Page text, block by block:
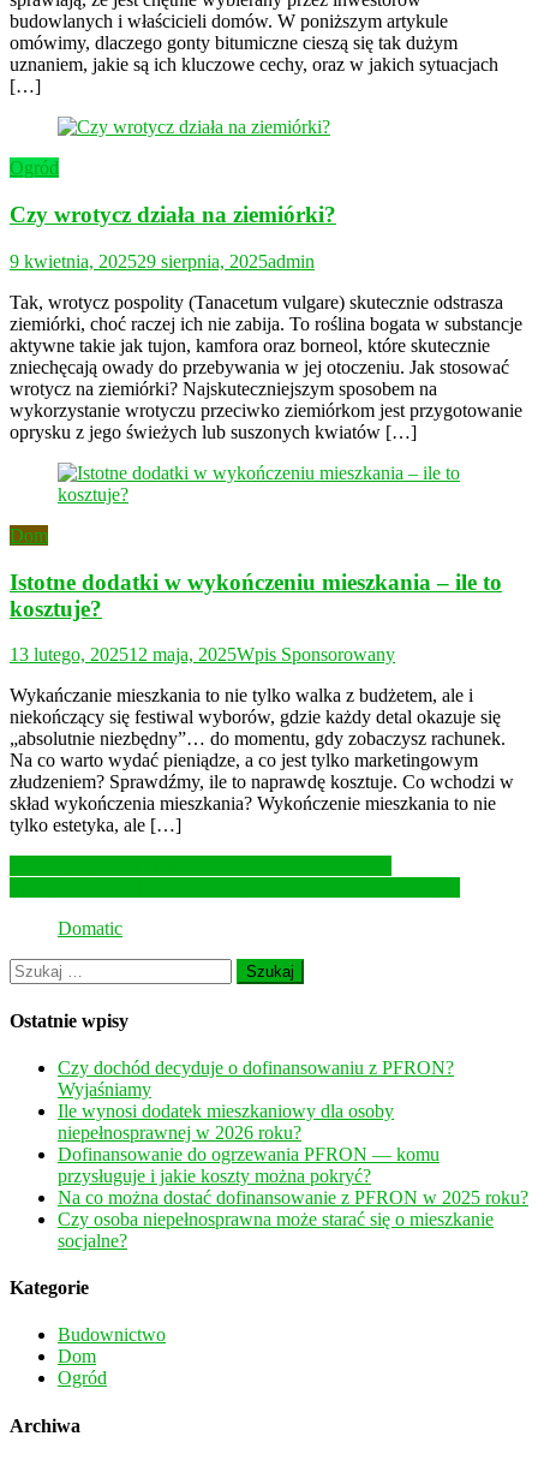
budowlanych i właścicieli domów. W poniższym artykule
omówimy, dlaczego gonty bitumiczne cieszą się tak dużym
uznaniem, jakie są ich kluczowe cechy, oraz w jakich sytuacjach
[…]
Ogród
Czy wrotycz działa na ziemiórki?
9 kwietnia, 202529 sierpnia, 2025admin
Tak, wrotycz pospolity (Tanacetum vulgare) skutecznie odstrasza
ziemiórki, choć raczej ich nie zabija. To roślina bogata w substancje
aktywne takie jak tujon, kamfora oraz borneol, które skutecznie
zniechęcają owady do przebywania w jej otoczeniu. Jak stosować
wrotycz na ziemiórki? Najskuteczniejszym sposobem na
wykorzystanie wrotyczu przeciwko ziemiórkom jest przygotowanie
oprysku z jego świeżych lub suszonych kwiatów […]
Dom
Istotne dodatki w wykończeniu mieszkania – ile to
kosztuje?
13 lutego, 202512 maja, 2025Wpis Sponsorowany
Wykańczanie mieszkania to nie tylko walka z budżetem, ale i
niekończący się festiwal wyborów, gdzie każdy detal okazuje się
„absolutnie niezbędny”… do momentu, gdy zobaczysz rachunek.
Na co warto wydać pieniądze, a co jest tylko marketingowym
złudzeniem? Sprawdźmy, ile to naprawdę kosztuje. Co wchodzi w
skład wykończenia mieszkania? Wykończenie mieszkania to nie
tylko estetyka, ale […]
Nawigacja
wpisu
Domatic
Szukaj:
Ostatnie wpisy
Czy dochód decyduje o dofinansowaniu z PFRON?
Wyjaśniamy
Ile wynosi dodatek mieszkaniowy dla osoby
niepełnosprawnej w 2026 roku?
Dofinansowanie do ogrzewania PFRON — komu
przysługuje i jakie koszty można pokryć?
Na co można dostać dofinansowanie z PFRON w 2025 roku?
Czy osoba niepełnosprawna może starać się o mieszkanie
socjalne?
Kategorie
Budownictwo
Dom
Ogród
Archiwa